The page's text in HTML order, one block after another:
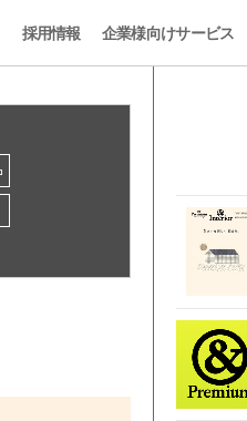
採用情報 企業様向けサービス